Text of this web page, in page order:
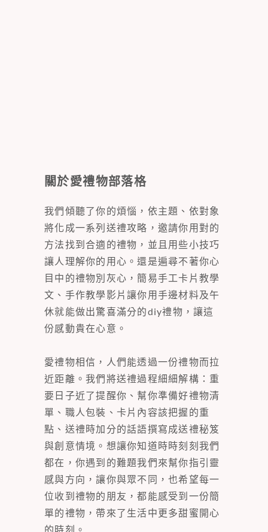
關於愛禮物部落格
我們傾聽了你的煩惱，依主題、依對象
將化成一系列送禮攻略，邀請你用對的
方法找到合適的禮物，並且用些小技巧
讓人理解你的用心。還是遍尋不著你心
目中的禮物別灰心，簡易手工卡片教學
文、手作教學影片讓你用手邊材料及午
休就能做出驚喜滿分的diy禮物，讓這
份感動貴在心意。
愛禮物相信，人們能透過一份禮物而拉
近距離。我們將送禮過程細細解構：重
要日子近了提醒你、幫你準備好禮物清
單、職人包裝、卡片內容該把握的重
點、送禮時加分的話語撰寫成送禮秘笈
與創意情境。想讓你知道時時刻刻我們
都在，你遇到的難題我們來幫你指引靈
感與方向，讓你與眾不同，也希望每一
位收到禮物的朋友，都能感受到一份簡
單的禮物，帶來了生活中更多甜蜜開心
的時刻。